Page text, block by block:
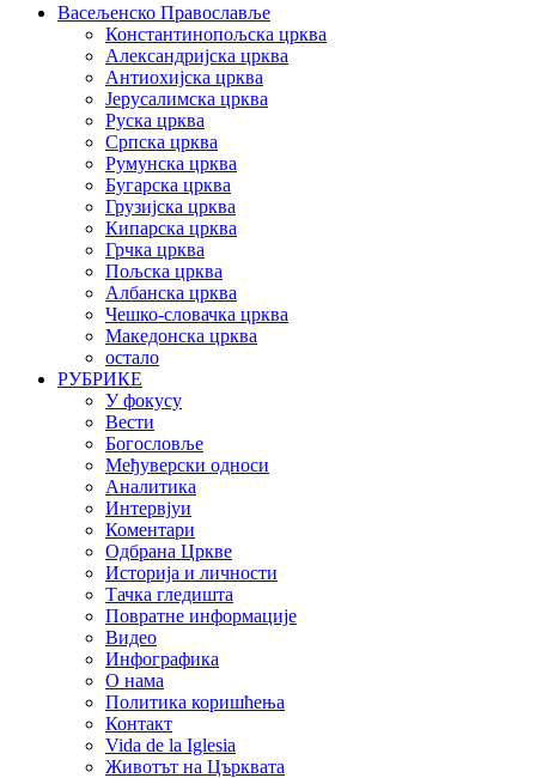
Васељенско Православље
Константинопољска црква
Александријска црква
Антиохијска црква
Јерусалимска црква
Руска црква
Српска црква
Румунска црква
Бугарска црква
Грузијска црква
Кипарска црква
Грчка црква
Пољска црква
Албанска црква
Чешко-словачка црква
Македонска црква
остало
РУБРИКЕ
У фокусу
Вести
Богословље
Међуверски односи
Аналитика
Интервјуи
Коментари
Одбрана Цркве
Историја и личности
Тачка гледишта
Повратне информације
Видео
Инфографика
О нама
Политика коришћења
Контакт
Vida de la Iglesia
Животът на Църквата